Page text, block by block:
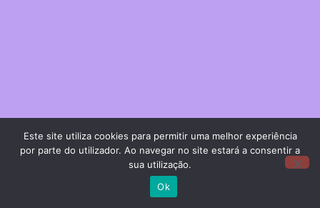
Este site utiliza cookies para permitir uma melhor experiência
por parte do utilizador. Ao navegar no site estará a consentir a
sua utilização.
Ok